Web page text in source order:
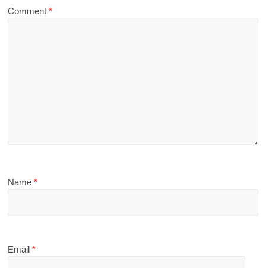
Comment*
Name*
Email*